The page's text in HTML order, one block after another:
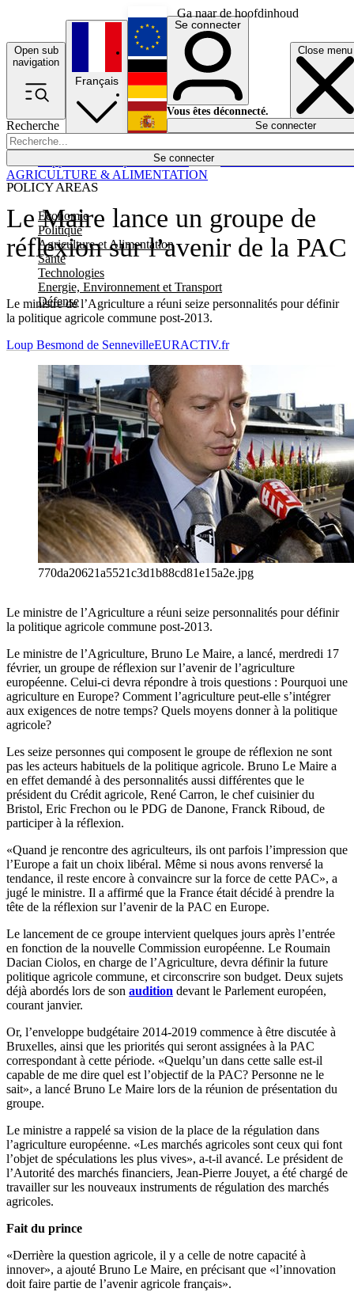
Ga naar de hoofdinhoud
Open sub
navigation
Close menu
Recherche
Se connecter
POLICY AREAS
Economie
Politique
Agriculture et Alimentation
Santé
Technologies
Energie, Environnement et Transport
Défense
Économie
Français
English
Deutsch
Español
Se connecter
Vous êtes déconnecté.
Se connecter
Le Maire lance un groupe de
réflexion sur l’avenir de la PAC
Le ministre de l’Agriculture a réuni seize personnalités pour définir
la politique agricole commune post-2013.
AGRICULTURE & ALIMENTATION
Loup Besmond de SennevilleEURACTIV.fr
770da20621a5521c3d1b88cd81e15a2e.jpg
Le ministre de l’Agriculture a réuni seize personnalités pour définir
la politique agricole commune post-2013.
Le ministre de l’Agriculture, Bruno Le Maire, a lancé, merdredi 17
février, un groupe de réflexion sur l’avenir de l’agriculture
européenne. Celui-ci devra répondre à trois questions : Pourquoi une
agriculture en Europe? Comment l’agriculture peut-elle s’intégrer
aux exigences de notre temps? Quels moyens donner à la politique
agricole?
Les seize personnes qui composent le groupe de réflexion ne sont
pas les acteurs habituels de la politique agricole. Bruno Le Maire a
en effet demandé à des personnalités aussi différentes que le
président du Crédit agricole, René Carron, le chef cuisinier du
Bristol, Eric Frechon ou le PDG de Danone, Franck Riboud, de
participer à la réflexion.
«Quand je rencontre des agriculteurs, ils ont parfois l’impression que
l’Europe a fait un choix libéral. Même si nous avons renversé la
tendance, il reste encore à convaincre sur la force de cette PAC», a
jugé le ministre. Il a affirmé que la France était décidé à prendre la
tête de la réflexion sur l’avenir de la PAC en Europe.
Le lancement de ce groupe intervient quelques jours après l’entrée
en fonction de la nouvelle Commission européenne. Le Roumain
Dacian Ciolos, en charge de l’Agriculture, devra définir la future
politique agricole commune, et circonscrire son budget. Deux sujets
déjà abordés lors de son audition devant le Parlement européen,
courant janvier.
Or, l’enveloppe budgétaire 2014-2019 commence à être discutée à
Bruxelles, ainsi que les priorités qui seront assignées à la PAC
correspondant à cette période. «Quelqu’un dans cette salle est-il
capable de me dire quel est l’objectif de la PAC? Personne ne le
sait», a lancé Bruno Le Maire lors de la réunion de présentation du
groupe.
Le ministre a rappelé sa vision de la place de la régulation dans
l’agriculture européenne. «Les marchés agricoles sont ceux qui font
l’objet de spéculations les plus vives», a-t-il avancé. Le président de
l’Autorité des marchés financiers, Jean-Pierre Jouyet, a été chargé de
travailler sur les nouveaux instruments de régulation des marchés
agricoles.
Fait du prince
«Derrière la question agricole, il y a celle de notre capacité à
innover», a ajouté Bruno Le Maire, en précisant que «l’innovation
doit faire partie de l’avenir agricole français».